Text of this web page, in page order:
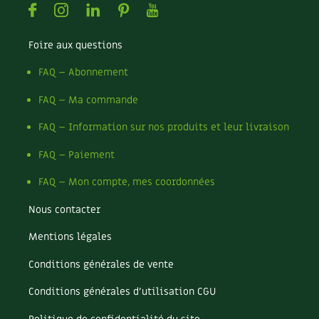
Recettes végétariennes et vegan
Habitat écologique
Matériaux écologiques
Énergie
Gestion de l’eau
Santé et bien-être
Appels à témoignage
Bonnes adresses
Liste des pépiniéristes
FacebookInstagramLinkedin
PinterestYoutube
Foire aux questions
FAQ – Abonnement
FAQ – Ma commande
FAQ – Information sur nos produits et leur livraison
FAQ – Paiement
FAQ – Mon compte, mes coordonnées
Nous contacter
Mentions légales
Conditions générales de vente
Conditions générales d’utilisation CGU